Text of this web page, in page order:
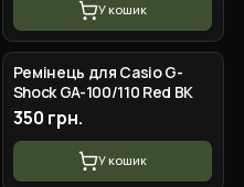
У кошик
Ремінець для Casio G-
Shock GA-100/110 Red BK
350 грн.
У кошик